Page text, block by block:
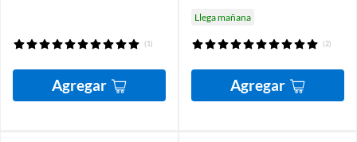
(1)
Agregar
Llega mañana
(2)
Agregar